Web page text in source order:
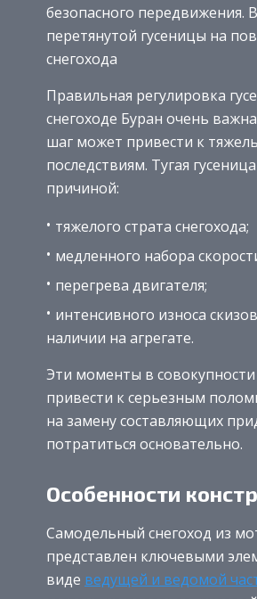
безопасного передвижения.
перетянутой гусеницы на
снегохода
Правильная регулировка
снегоходе Буран очень
шаг может привести к
последствиям. Тугая
причиной:
тяжелого страта снегохода;
медленного набора
перегрева двигателя;
интенсивного износа
наличии на агрегате.
Эти моменты в совокупности
привести к серьезным
на замену составляющих
потратиться основательно.
Особенности
Самодельный снегоход из
представлен ключевыми
виде ведущей и ведомой